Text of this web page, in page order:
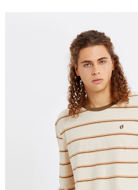
每筆NT$130，滿NT$1,000(含以上)免運費